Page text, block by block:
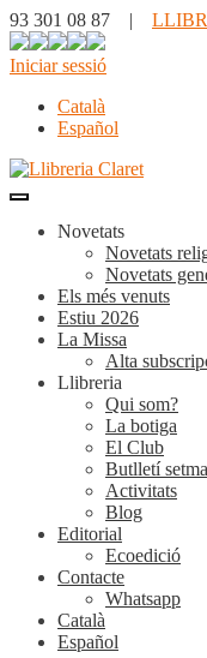
93 301 08 87 |
Iniciar sessió
Català
Español
Novetats
Novetats
Novetats
Els més venuts
Estiu 2026
La Missa
Alta
Llibreria
Qui som?
La botiga
El Club
Butlletí
Activitats
Blog
Editorial
Ecoedició
Contacte
Whatsapp
Català
Español